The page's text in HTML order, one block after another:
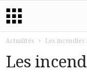
Actualités Les
Les